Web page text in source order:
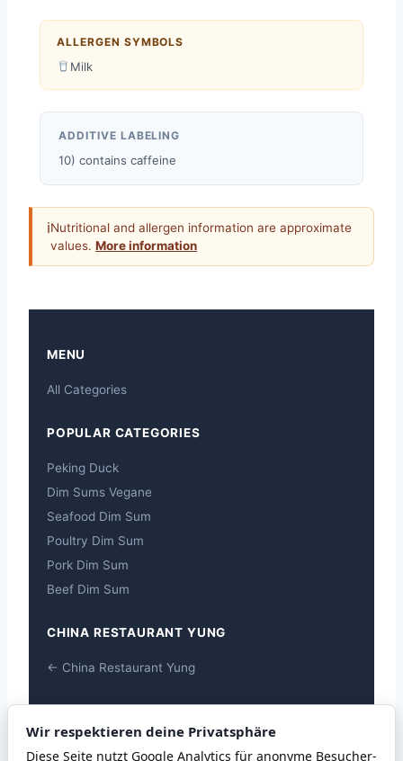
ALLERGEN SYMBOLS
Milk
ADDITIVE LABELING
10) contains caffeine
ℹNutritional and allergen information are approximate
values. More information
MENU
All Categories
POPULAR CATEGORIES
Peking Duck
Dim Sums Vegane
Seafood Dim Sum
Poultry Dim Sum
Pork Dim Sum
Beef Dim Sum
CHINA RESTAURANT YUNG
← China Restaurant Yung
Wir respektieren deine Privatsphäre
Diese Seite nutzt Google Analytics für anonyme Besucher-